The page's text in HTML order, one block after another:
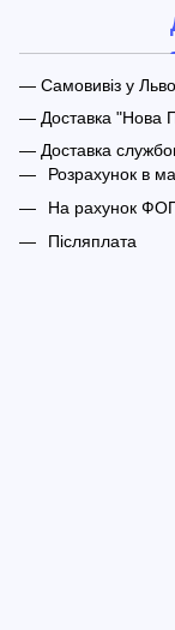
— Самовивіз у
— Доставка "Нова
— Доставка
Розрахунок в
На рахунок
Післяплата